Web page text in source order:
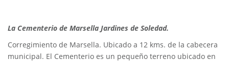
La Cementerio de Marsella Jardines de Soledad.
Corregimiento de Marsella. Ubicado a 12 kms. de la cabecera
municipal. El Cementerio es un pequeño terreno ubicado en